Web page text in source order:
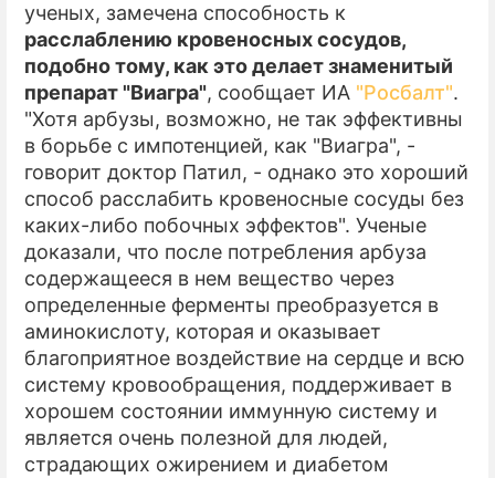
ученых, замечена способность к
расслаблению кровеносных сосудов,
подобно тому, как это делает знаменитый
препарат "Виагра", сообщает ИА "Росбалт".
"Хотя арбузы, возможно, не так эффективны
в борьбе с импотенцией, как "Виагра", -
говорит доктор Патил, - однако это хороший
способ расслабить кровеносные сосуды без
каких-либо побочных эффектов". Ученые
доказали, что после потребления арбуза
содержащееся в нем вещество через
определенные ферменты преобразуется в
аминокислоту, которая и оказывает
благоприятное воздействие на сердце и всю
систему кровообращения, поддерживает в
хорошем состоянии иммунную систему и
является очень полезной для людей,
страдающих ожирением и диабетом